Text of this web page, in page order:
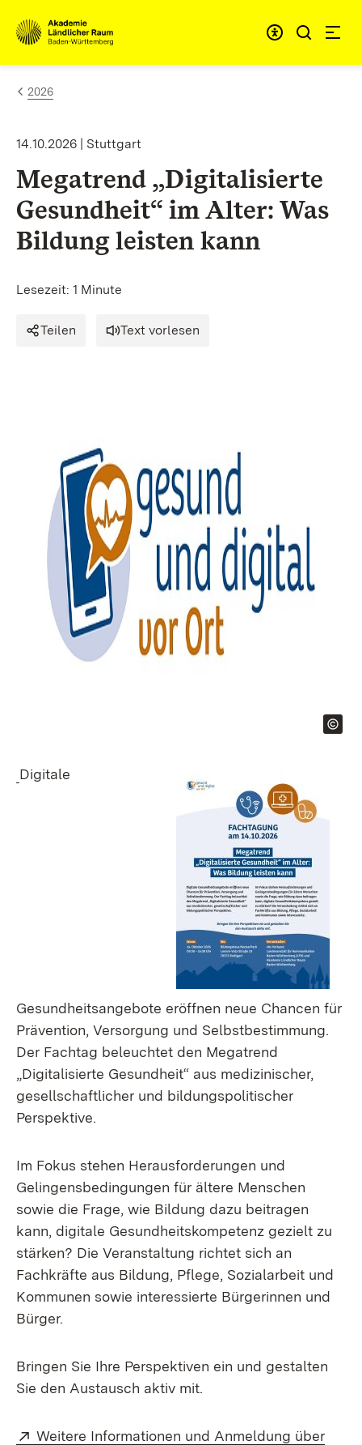
Zum Inhalt springen
Link zur Startseite
2026
14.10.2026 | Stuttgart
Megatrend „Digitalisierte
Gesundheit“ im Alter: Was
Bildung leisten kann
Lesezeit: 1 Minute
Teilen Text vorlesen
Digitale
Gesundheitsangebote eröffnen neue Chancen für
Prävention, Versorgung und Selbstbestimmung.
Der Fachtag beleuchtet den Megatrend
„Digitalisierte Gesundheit“ aus medizinischer,
gesellschaftlicher und bildungspolitischer
Perspektive.
Im Fokus stehen Herausforderungen und
Gelingensbedingungen für ältere Menschen
sowie die Frage, wie Bildung dazu beitragen
kann, digitale Gesundheitskompetenz gezielt zu
stärken? Die Veranstaltung richtet sich an
Fachkräfte aus Bildung, Pflege, Sozialarbeit und
Kommunen sowie interessierte Bürgerinnen und
Bürger.
Bringen Sie Ihre Perspektiven ein und gestalten
Sie den Austausch aktiv mit.
Extern:
Weitere Informationen und Anmeldung über